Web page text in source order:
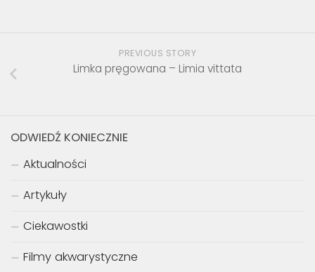
PREVIOUS STORY
Limka pręgowana – Limia vittata
ODWIEDŹ KONIECZNIE
Aktualności
Artykuły
Ciekawostki
Filmy akwarystyczne